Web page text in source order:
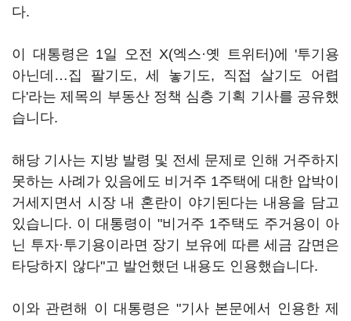
다.
이 대통령은 1일 오전 X(엑스·옛 트위터)에 '투기용
아닌데…집 팔기도, 세 놓기도, 직접 살기도 어렵
다'라는 제목의 부동산 정책 심층 기획 기사를 공유했
습니다.
해당 기사는 지방 발령 및 전세 문제로 인해 거주하지
못하는 사례가 있음에도 비거주 1주택에 대한 압박이
거세지면서 시장 내 혼란이 야기된다는 내용을 담고
있습니다. 이 대통령이 "비거주 1주택도 주거용이 아
닌 투자·투기용이라면 장기 보유에 따른 세금 감면은
타당하지 않다"고 발언했던 내용도 인용했습니다.
이와 관련해 이 대통령은 "기사 본문에서 인용한 제